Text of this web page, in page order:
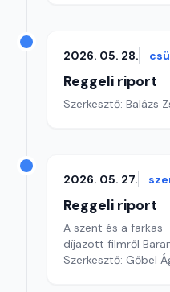
2026. 05. 28.
Reggeli riport
Szerkesztő: Balázs
2026. 05. 27.
Reggeli riport
A szent és a farkas
díjazott filmről
Szerkesztő: Gőbel